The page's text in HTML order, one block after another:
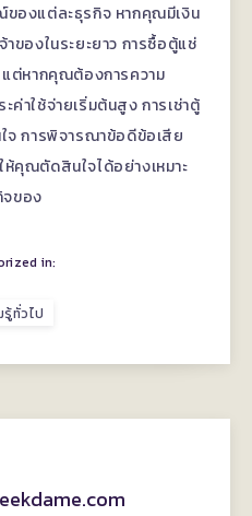
ของแต่ละธุรกิจ หากคุณมีเงิน
ของในระยะยาว การซื้อตู้แช่
แต่หากคุณต้องการความ
ค่าใช้จ่ายเริ่มต้นสูง การเช่าตู้
จ การพิจารณาข้อดีข้อเสีย
คุณตัดสินใจได้อย่างเหมาะ
ของ
in:
รู้ทั่วไป